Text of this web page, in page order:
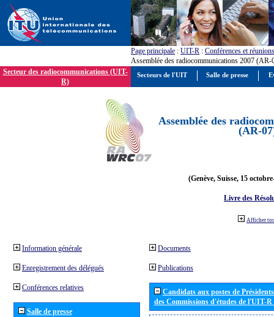
Page principale : UIT-R : Conférences et réunions
Assemblée des radiocommunications 2007 (AR-
Secteur des radiocommunications (UIT-
R)
Assemblée des
(AR-
(Genève, Suisse, 15
Livre des
Afficher
Information générale
Enregistrement des délégués
Conférences relatives
Salle de presse
Documents
Publications
Candidats aux postes de
des Commissions d'études de l'UIT-
Secteurs de l'UIT Salle de presse